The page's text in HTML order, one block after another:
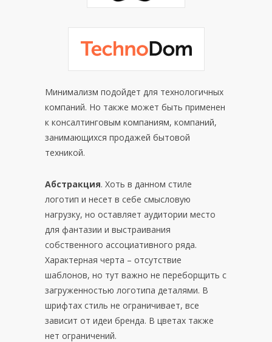
Минимализм подойдет для технологичных
компаний. Но также может быть применен
к консалтинговым компаниям, компаний,
занимающихся продажей бытовой
техникой.
Абстракция. Хоть в данном стиле
логотип и несет в себе смысловую
нагрузку, но оставляет аудитории место
для фантазии и выстраивания
собственного ассоциативного ряда.
Характерная черта – отсутствие
шаблонов, но тут важно не переборщить с
загруженностью логотипа деталями. В
шрифтах стиль не ограничивает, все
зависит от идеи бренда. В цветах также
нет ограничений.